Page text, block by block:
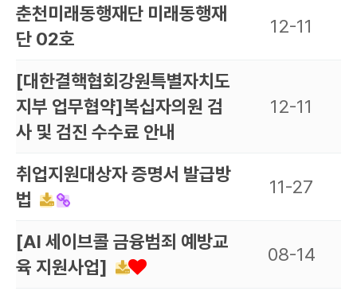
춘천미래동행재단 미래동행재
단 02호
12-11
[대한결핵협회강원특별자치도
지부 업무협약]복십자의원 검
사 및 검진 수수료 안내
12-11
취업지원대상자 증명서 발급방
법
11-27
[AI 세이브콜 금융범죄 예방교
육 지원사업]
08-14